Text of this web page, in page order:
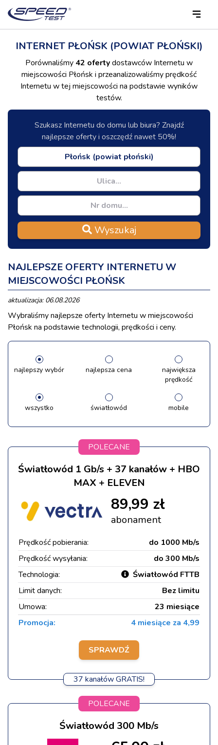
INTERNET PŁOŃSK (POWIAT PŁOŃSKI)
Porównaliśmy 42 ofertydostawców Internetu w
miejscowości Płońsk i przeanalizowaliśmy prędkość
Internetu w tej miejscowości na podstawie wyników
testów.
Szukasz Internetu do domu lub biura? Znajdź
najlepsze oferty i oszczędź nawet 50%!
Wyszukaj
NAJLEPSZE OFERTY INTERNETU W
MIEJSCOWOŚCI PŁOŃSK
aktualizacja: 06.08.2026
Wybraliśmy najlepsze oferty Internetu w miejscowości
Płońsk na podstawie technologii, prędkości i ceny.
najlepszy wybór najlepsza cena
największa
prędkość
wszystko światłowód mobile
POLECANE
Światłowód 1 Gb/s + 37 kanałów + HBO
MAX + ELEVEN
89,99 zł
abonament
Prędkość pobierania:
do 1000 Mb/s
Prędkość wysyłania:
do 300 Mb/s
Technologia:
Światłowód FTTB
Limit danych:
Bez limitu
Umowa:
23 miesiące
Promocja:
4 miesiące za 4,99
SPRAWDŹ
37 kanałów GRATIS!
POLECANE
Światłowód 300 Mb/s